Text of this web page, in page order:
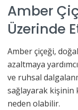
Amber
Üzerinde
Amber çiçeği,
azaltmaya
ve ruhsal
sağlayarak kişinin
neden olabilir.